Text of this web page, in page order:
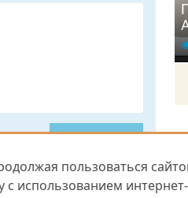
Отправить
пользоваться
использованием
пользоваться
использованием